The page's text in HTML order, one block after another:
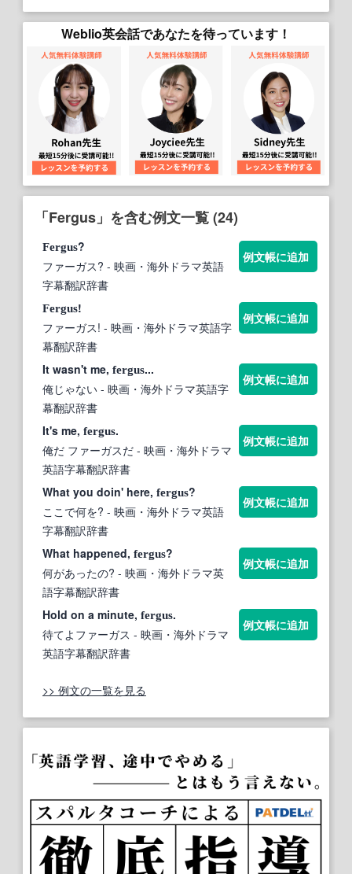
Weblio英会話であなたを待っています！
「Fergus」を含む例文一覧 (24)
Fergus?
ファーガス? - 映画・海外ドラマ英語
字幕翻訳辞書
例文帳に追加
Fergus!
ファーガス! - 映画・海外ドラマ英語字
幕翻訳辞書
例文帳に追加
It wasn't me, fergus...
俺じゃない - 映画・海外ドラマ英語字
幕翻訳辞書
例文帳に追加
It's me, fergus.
俺だ ファーガスだ - 映画・海外ドラマ
英語字幕翻訳辞書
例文帳に追加
What you doin' here, fergus?
ここで何を? - 映画・海外ドラマ英語
字幕翻訳辞書
例文帳に追加
What happened, fergus?
何があったの? - 映画・海外ドラマ英
語字幕翻訳辞書
例文帳に追加
Hold on a minute, fergus.
待てよファーガス - 映画・海外ドラマ
英語字幕翻訳辞書
例文帳に追加
>> 例文の一覧を見る